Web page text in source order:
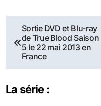
Navigation
de
l’article
Sortie DVD et Blu-ray
de True Blood Saison
5 le 22 mai 2013 en
France
La série :